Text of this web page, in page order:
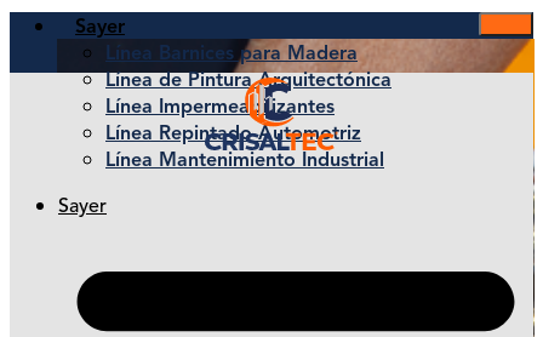
Sayer
Línea Barnices para Madera
Línea de Pintura Arquitectónica
Línea Impermeabilizantes
Línea Repintado Automotriz
Línea Mantenimiento Industrial
Sayer